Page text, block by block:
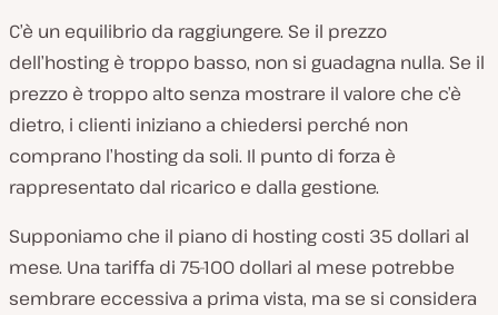
C’è un equilibrio da raggiungere. Se il prezzo
dell’hosting è troppo basso, non si guadagna nulla. Se il
prezzo è troppo alto senza mostrare il valore che c’è
dietro, i clienti iniziano a chiedersi perché non
comprano l’hosting da soli. Il punto di forza è
rappresentato dal ricarico e dalla gestione.
Supponiamo che il piano di hosting costi 35 dollari al
mese. Una tariffa di 75-100 dollari al mese potrebbe
sembrare eccessiva a prima vista, ma se si considera